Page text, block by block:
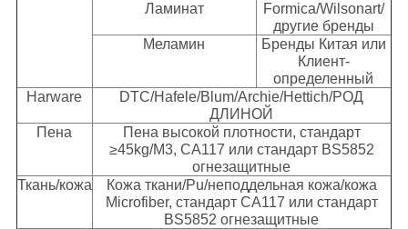
Ламинат
Formica/Wilsonart/
другие бренды
Меламин
Бренды Китая или
Клиент-
определенный
Harware
DTC/Hafele/Blum/Archie/Hettich/РОД
ДЛИНОЙ
Пена
Пена высокой плотности, стандарт
≥45kg/M3, CA117 или стандарт BS5852
огнезащитные
Ткань/кожа
Кожа ткани/Pu/неподдельная кожа/кожа
Microfiber, стандарт CA117 или стандарт
BS5852 огнезащитные